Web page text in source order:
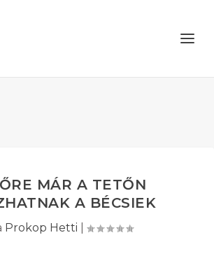
MÁR A TETŐN
A BÉCSIEK
Prokop Hetti